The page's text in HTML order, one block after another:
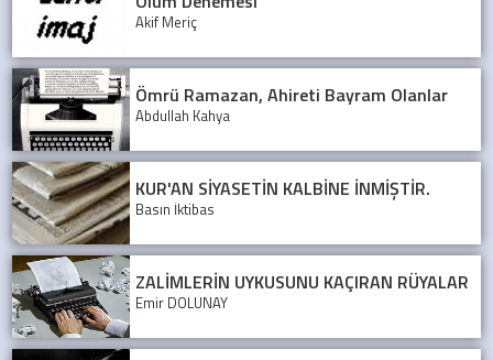
Akif Meriç
Ömrü Ramazan, Ahireti Bayram Olanlar
Abdullah Kahya
KUR'AN SİYASETİN KALBİNE İNMİŞTİR.
Basın İktibas
ZALİMLERİN UYKUSUNU KAÇIRAN RÜYALAR
Emir DOLUNAY